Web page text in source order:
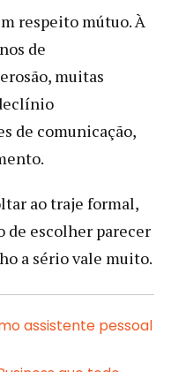
respeito mútuo. À
de
muitas
de comunicação,
ao traje formal,
de escolher parecer
a sério vale muito.
assistente pessoal